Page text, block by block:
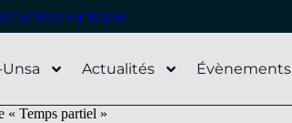
l’adhésion anticipée
Unsa Actualités Évènements
« Temps partiel »